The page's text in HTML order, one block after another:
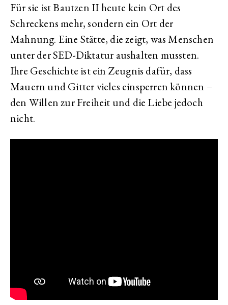
Für sie ist Bautzen II heute kein Ort des
Schreckens mehr, sondern ein Ort der
Mahnung. Eine Stätte, die zeigt, was Menschen
unter der SED-Diktatur aushalten mussten.
Ihre Geschichte ist ein Zeugnis dafür, dass
Mauern und Gitter vieles einsperren können –
den Willen zur Freiheit und die Liebe jedoch
nicht.